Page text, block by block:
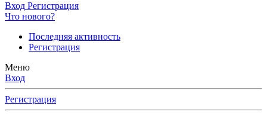
Вход Регистрация
Что нового?
Последняя активность
Регистрация
Меню
Вход
Регистрация